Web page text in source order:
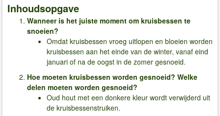
Inhoudsopgave
Wanneer is het juiste moment om kruisbessen te
snoeien?
Omdat kruisbessen vroeg uitlopen en bloeien worden
kruisbessen aan het einde van de winter, vanaf eind
januari of na de oogst in de zomer gesnoeid.
Hoe moeten kruisbessen worden gesnoeid? Welke
delen moeten worden gesnoeid?
Oud hout met een donkere kleur wordt verwijderd uit
de kruisbessenstruiken.